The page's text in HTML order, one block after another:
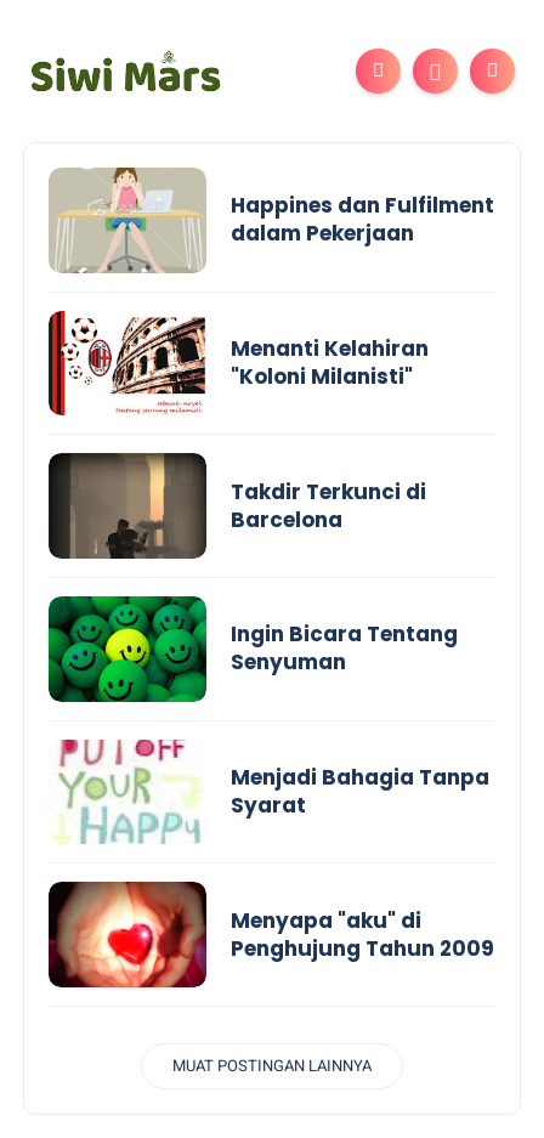
Happines dan Fulfilment
dalam Pekerjaan
Menanti Kelahiran
"Koloni Milanisti"
Takdir Terkunci di
Barcelona
Ingin Bicara Tentang
Senyuman
Menjadi Bahagia Tanpa
Syarat
Menyapa "aku" di
Penghujung Tahun 2009
MUAT POSTINGAN LAINNYA